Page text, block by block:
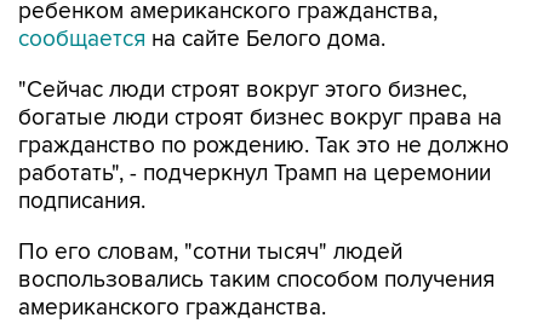
ребенком американского гражданства,
сообщается на сайте Белого дома.
"Сейчас люди строят вокруг этого бизнес,
богатые люди строят бизнес вокруг права на
гражданство по рождению. Так это не должно
работать", - подчеркнул Трамп на церемонии
подписания.
По его словам, "сотни тысяч" людей
воспользовались таким способом получения
американского гражданства.